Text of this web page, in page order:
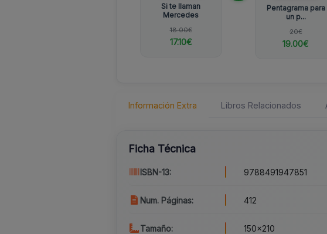
Si te llaman
Mercedes
18.00€
17.10€
Pentagrama para
un p...
20€
19.00€
Información Extra Libros Relacionados
Ficha Técnica
ISBN-13: 9788491947851
Num. Páginas: 412
Tamaño: 150x210